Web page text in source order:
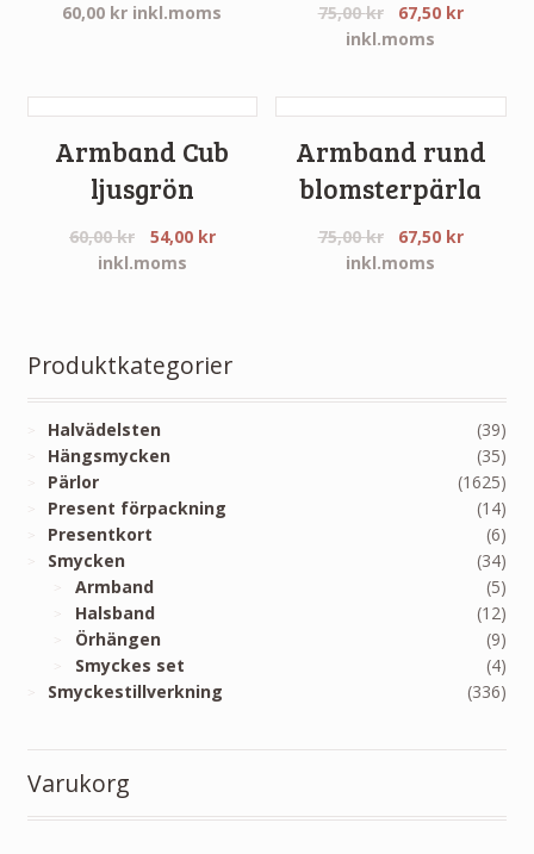
60,00 kr inkl.moms 75,00kr 67,50 kr
inkl.moms
Armband Cub
ljusgrön
60,00kr 54,00 kr
inkl.moms
Armband rund
blomsterpärla
75,00kr 67,50 kr
inkl.moms
Produktkategorier
Halvädelsten
(39)
Hängsmycken
(35)
Pärlor
(1625)
Present förpackning
(14)
Presentkort
(6)
Smycken
(34)
Armband
(5)
Halsband
(12)
Örhängen
(9)
Smyckes set
(4)
Smyckestillverkning
(336)
Varukorg